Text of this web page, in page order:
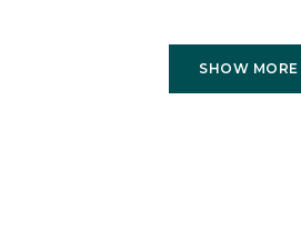
SHOW MORE